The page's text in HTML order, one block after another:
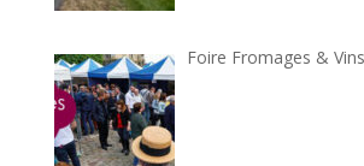
Foire Fromages &